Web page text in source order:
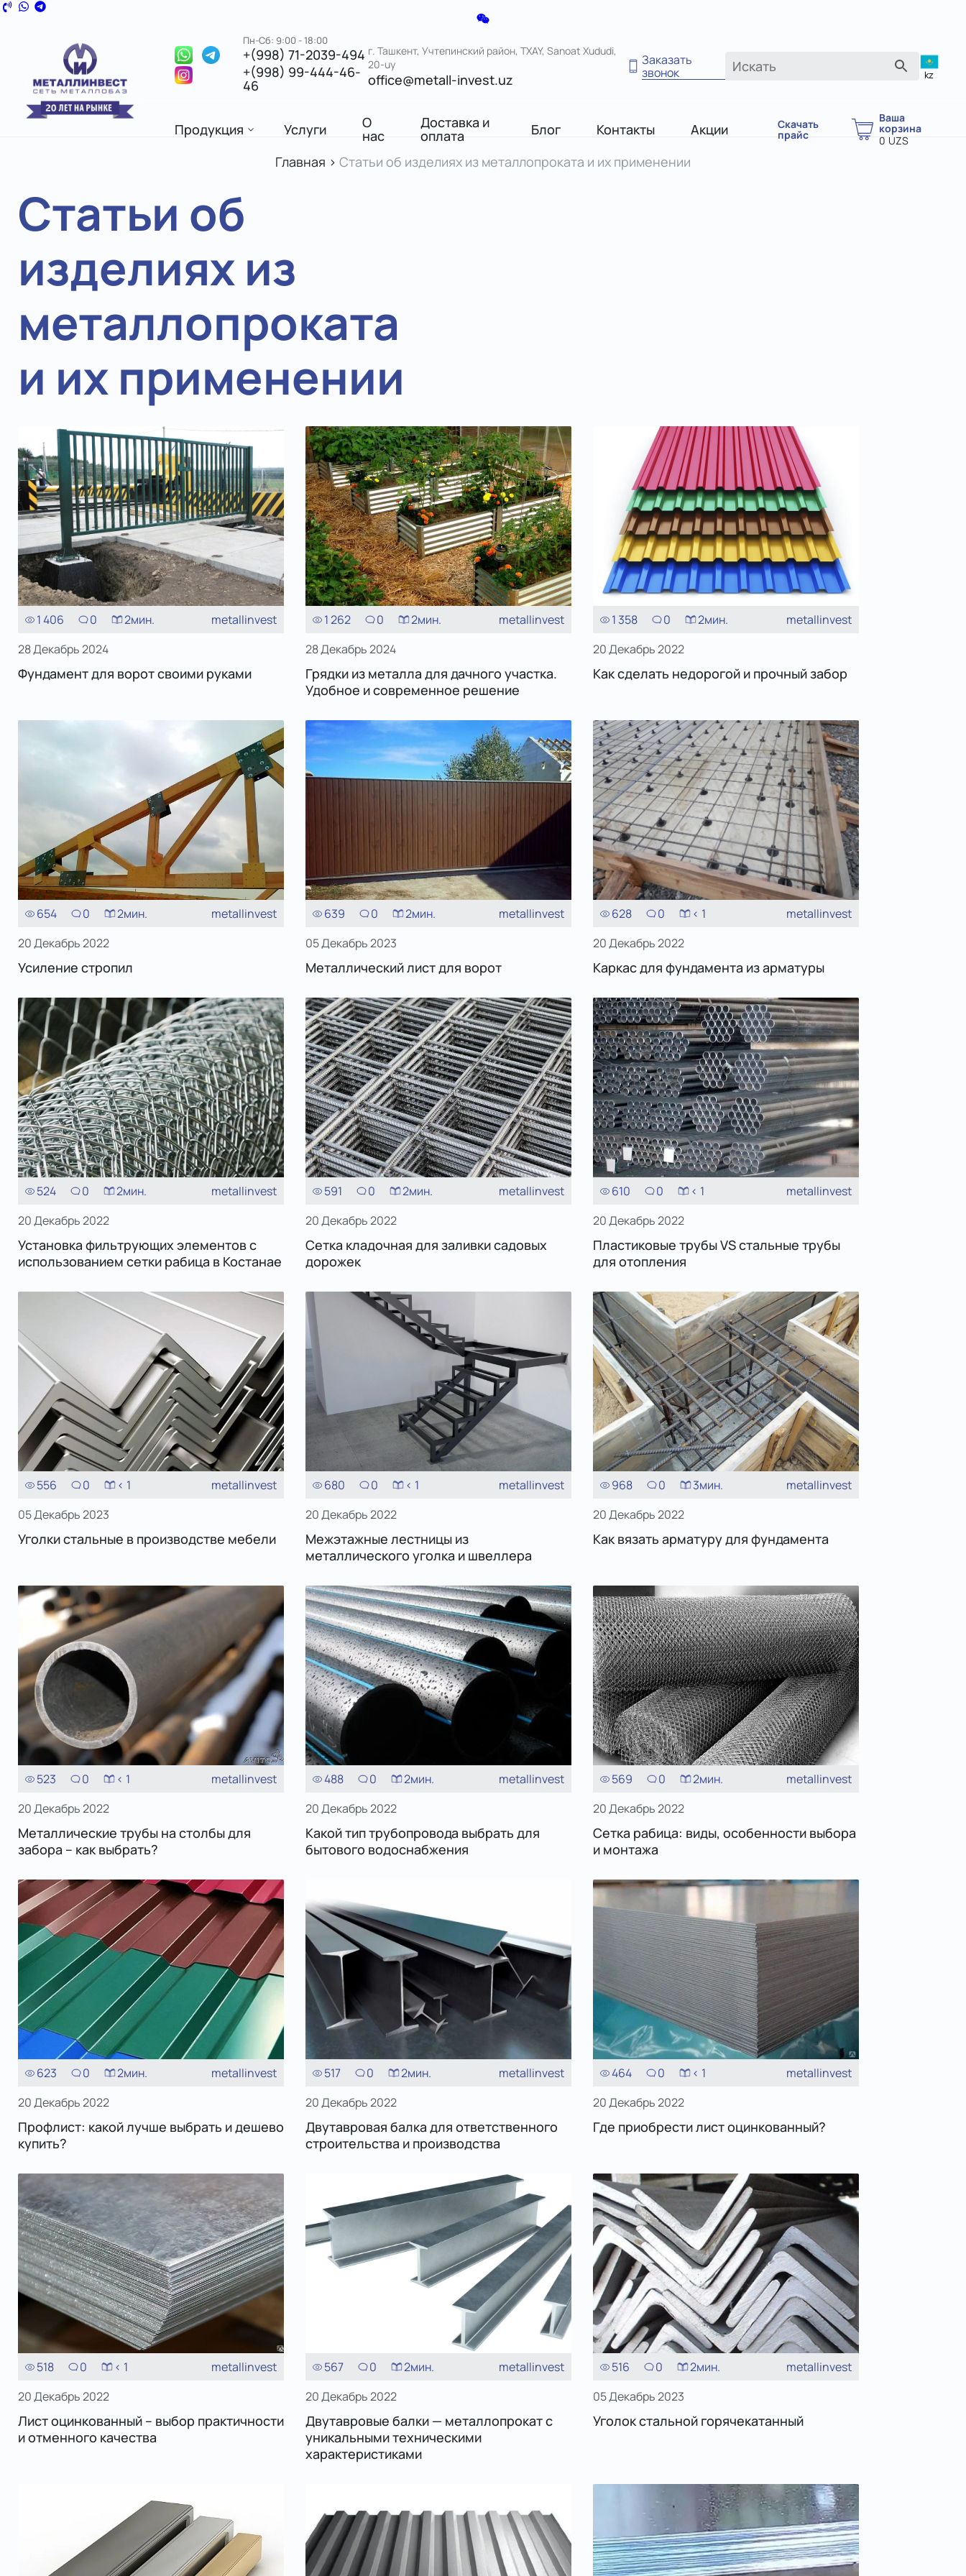
Пн-Сб: 9:00 - 18:00
+(998) 71-2039-494
+(998) 99-444-46-
46
г. Ташкент, Учтепинский район, TXAY, Sanoat Xududi,
20-uy
office@metall-invest.uz
Заказать
звонок
kz
Продукция Услуги О
нас
Доставка и
оплата Блог Контакты Акции Скачать
прайс
Ваша
корзина
0 UZS
Главная > Статьи об изделиях из металлопроката и их применении
Статьи об
изделиях из
металлопроката
и их применении
1 406 0 2мин.
metallinvest
28 Декабрь 2024
Фундамент для ворот своими руками
1 262 0 2мин.
metallinvest
28 Декабрь 2024
Грядки из металла для дачного участка.
Удобное и современное решение
1 358 0 2мин.
metallinvest
20 Декабрь 2022
Как сделать недорогой и прочный забор
654 0 2мин.
metallinvest
20 Декабрь 2022
Усиление стропил
639 0 2мин.
metallinvest
05 Декабрь 2023
Металлический лист для ворот
628 0 < 1
metallinvest
20 Декабрь 2022
Каркас для фундамента из арматуры
524 0 2мин.
metallinvest
20 Декабрь 2022
Установка фильтрующих элементов с
использованием сетки рабица в Костанае
591 0 2мин.
metallinvest
20 Декабрь 2022
Сетка кладочная для заливки садовых
дорожек
610 0 < 1
metallinvest
20 Декабрь 2022
Пластиковые трубы VS стальные трубы
для отопления
556 0 < 1
metallinvest
05 Декабрь 2023
Уголки стальные в производстве мебели
680 0 < 1
metallinvest
20 Декабрь 2022
Межэтажные лестницы из
металлического уголка и швеллера
968 0 3мин.
metallinvest
20 Декабрь 2022
Как вязать арматуру для фундамента
523 0 < 1
metallinvest
20 Декабрь 2022
Металлические трубы на столбы для
забора – как выбрать?
488 0 2мин.
metallinvest
20 Декабрь 2022
Какой тип трубопровода выбрать для
бытового водоснабжения
569 0 2мин.
metallinvest
20 Декабрь 2022
Сетка рабица: виды, особенности выбора
и монтажа
623 0 2мин.
metallinvest
20 Декабрь 2022
Профлист: какой лучше выбрать и дешево
купить?
517 0 2мин.
metallinvest
20 Декабрь 2022
Двутавровая балка для ответственного
строительства и производства
464 0 < 1
metallinvest
20 Декабрь 2022
Где приобрести лист оцинкованный?
518 0 < 1
metallinvest
20 Декабрь 2022
Лист оцинкованный – выбор практичности
и отменного качества
567 0 2мин.
metallinvest
20 Декабрь 2022
Двутавровые балки — металлопрокат с
уникальными техническими
характеристиками
516 0 2мин.
metallinvest
05 Декабрь 2023
Уголок стальной горячекатанный